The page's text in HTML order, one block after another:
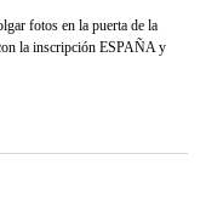
fotos en la puerta de la
la inscripción ESPAÑA y